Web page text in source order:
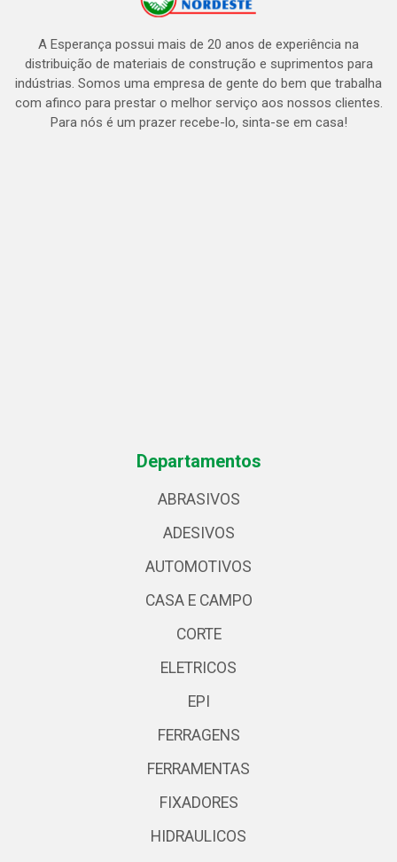
A Esperança possui mais de 20 anos de experiência na
distribuição de materiais de construção e suprimentos para
indústrias. Somos uma empresa de gente do bem que trabalha
com afinco para prestar o melhor serviço aos nossos clientes.
Para nós é um prazer recebe-lo, sinta-se em casa!
Departamentos
ABRASIVOS
ADESIVOS
AUTOMOTIVOS
CASA E CAMPO
CORTE
ELETRICOS
EPI
FERRAGENS
FERRAMENTAS
FIXADORES
HIDRAULICOS